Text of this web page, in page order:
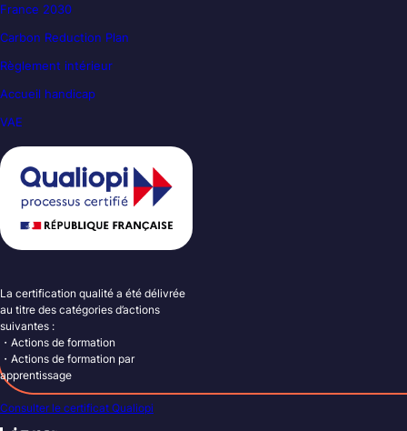
France 2030
Carbon Reduction Plan
Règlement intérieur
Accueil handicap
VAE
La certification qualité a été délivrée
au titre des catégories d’actions
suivantes :
・Actions de formation
・Actions de formation par
apprentissage
Consulter le certificat Qualiopi